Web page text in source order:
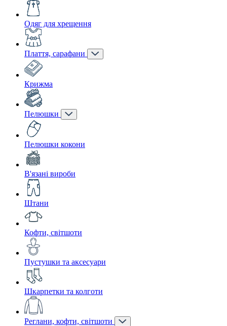
Одяг для хрещення
Плаття, сарафани
Крижма
Пелюшки
Пелюшки кокони
В'язані вироби
Штани
Кофти, світшоти
Пустушки та аксесуари
Шкарпетки та колготи
Реглани, кофти, світшоти